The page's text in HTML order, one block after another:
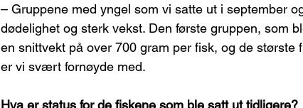
– Gruppene med yngel som vi satte ut i september
dødelighet og sterk vekst. Den første gruppen, som
en snittvekt på over 700 gram per fisk, og de største
er vi svært fornøyde med.
Hva er status for de fiskene som ble satt ut tidligere?